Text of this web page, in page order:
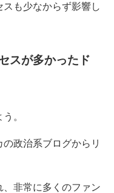
も少なからず影響し
スが多かったド
。
政治系ブログからリ
非常に多くのファン